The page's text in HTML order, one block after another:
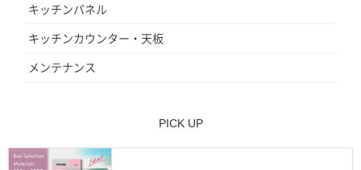
キッチンパネル
キッチンカウンター・天板
メンテナンス
PICK UP